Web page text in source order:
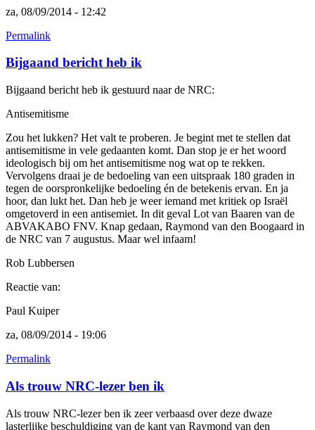
za, 08/09/2014 - 12:42
Permalink
Bijgaand bericht heb ik
Bijgaand bericht heb ik gestuurd naar de NRC:
Antisemitisme
Zou het lukken? Het valt te proberen. Je begint met te stellen dat
antisemitisme in vele gedaanten komt. Dan stop je er het woord
ideologisch bij om het antisemitisme nog wat op te rekken.
Vervolgens draai je de bedoeling van een uitspraak 180 graden in
tegen de oorspronkelijke bedoeling én de betekenis ervan. En ja
hoor, dan lukt het. Dan heb je weer iemand met kritiek op Israël
omgetoverd in een antisemiet. In dit geval Lot van Baaren van de
ABVAKABO FNV. Knap gedaan, Raymond van den Boogaard in
de NRC van 7 augustus. Maar wel infaam!
Rob Lubbersen
Reactie van:
Paul Kuiper
za, 08/09/2014 - 19:06
Permalink
Als trouw NRC-lezer ben ik
Als trouw NRC-lezer ben ik zeer verbaasd over deze dwaze
lasterlijke beschuldiging van de kant van Raymond van den